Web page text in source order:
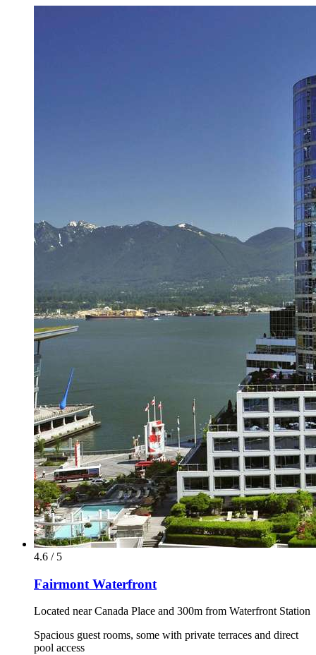
4.6 / 5
Fairmont Waterfront
Located near Canada Place and 300m from Waterfront Station
Spacious guest rooms, some with private terraces and direct
pool access